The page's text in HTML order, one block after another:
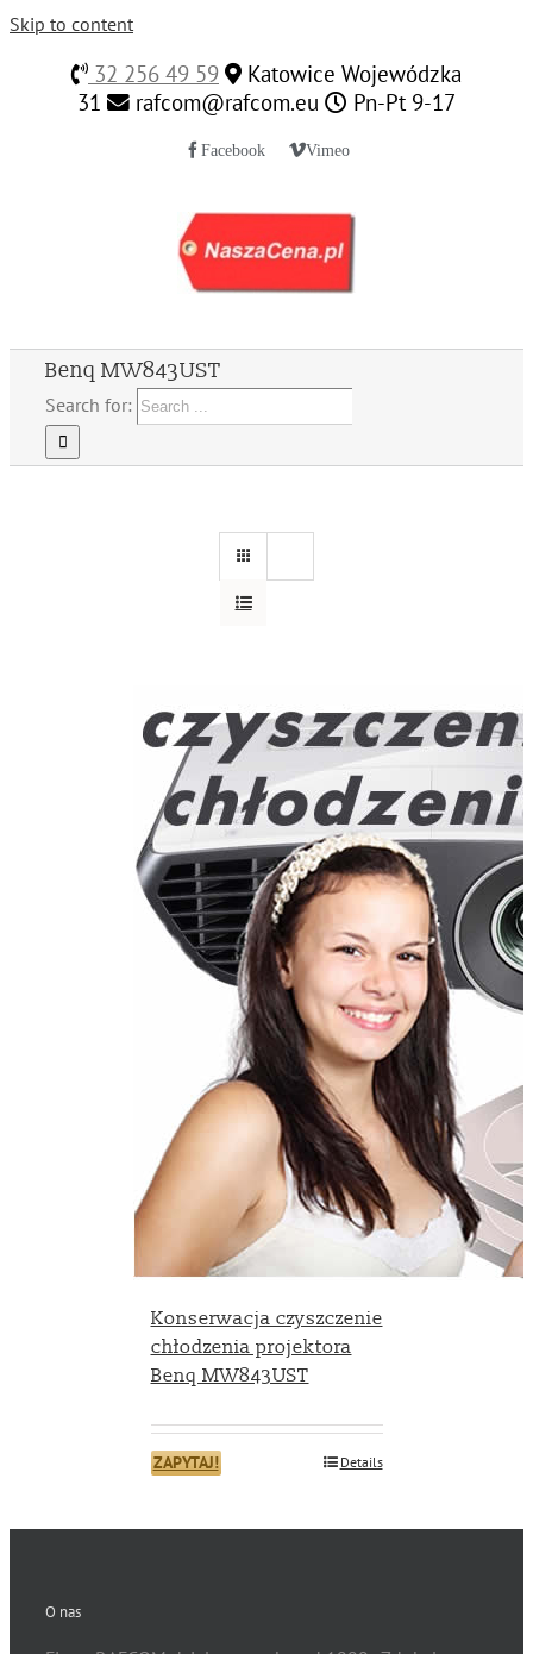
Skip to content
32 256 49 59
Katowice Wojewódzka
31
rafcom@rafcom.eu Pn-Pt 9-17
Facebook Vimeo
Benq MW843UST
Search for:
Konserwacja czyszczenie
chłodzenia projektora
Benq MW843UST
ZAPYTAJ! Details
O nas